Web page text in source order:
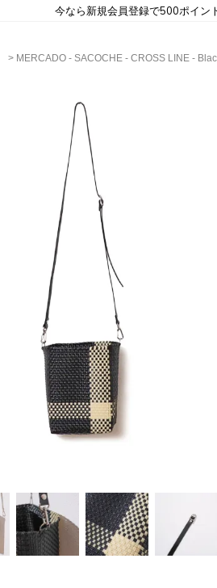
今なら新規会員登録で500ポイン
MERCADO - SACOCHE - CROSS LINE -